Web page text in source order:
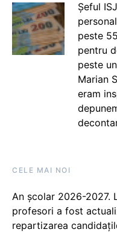
Șeful
peste
pentru
peste
Marian
eram
CELE MAI NOI
An școlar 2026-2027.
profesori a fost
repartizarea